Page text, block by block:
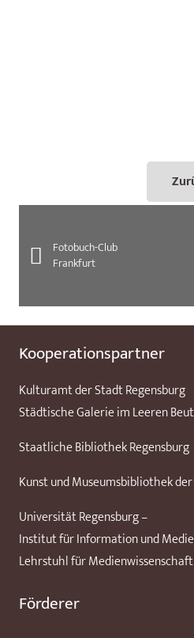
Fotobuch-Club
Frankfurt
Kooperationspartner
Kulturamt der Stadt Regensburg
Städtische Galerie im Leeren
Staatliche Bibliothek Regensburg
Kunst und Museumsbibliothek
Universität Regensburg –
Institut für Information und
Lehrstuhl für Medienwissenschaft
Förderer